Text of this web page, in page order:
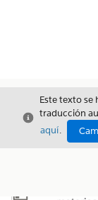
Cerrar
Este texto se
traducción
aquí.